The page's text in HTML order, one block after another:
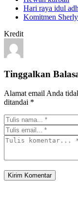
Hari raya idul
Komitmen
Kredit
Tinggalkan
Alamat email Anda
ditandai *